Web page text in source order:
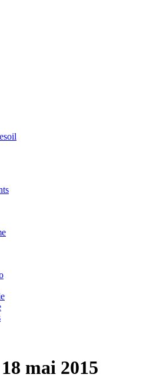
mai 2015